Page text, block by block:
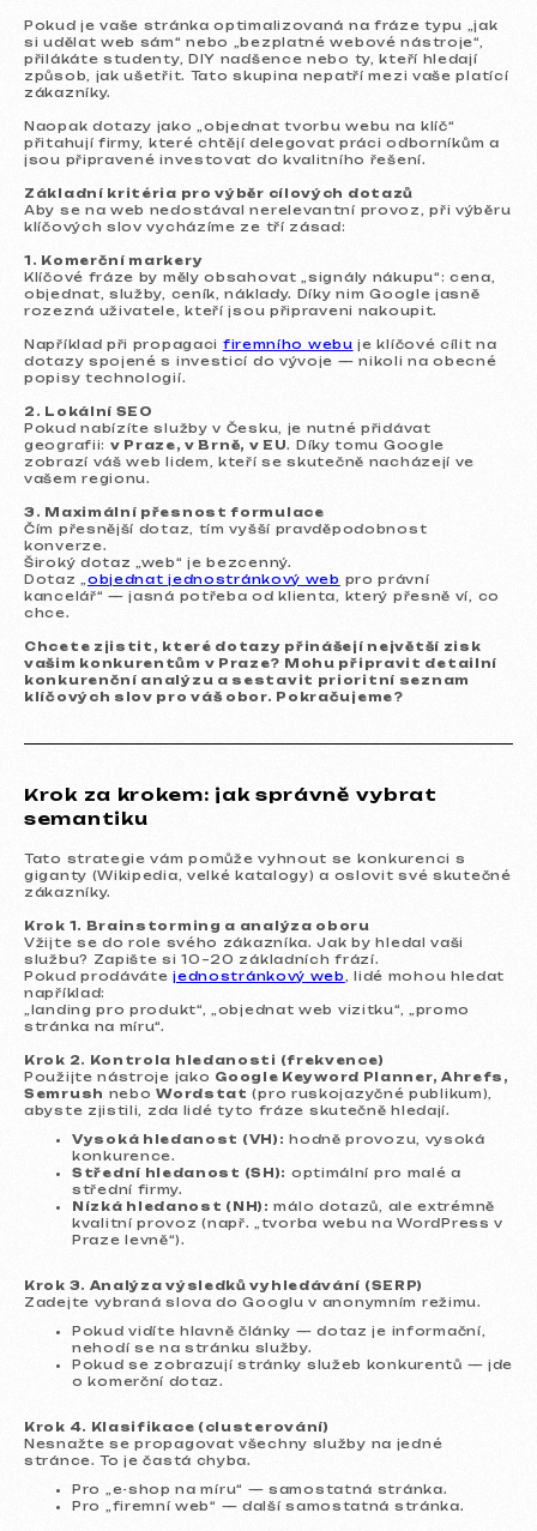
Pokud je vaše stránka optimalizovaná na fráze typu „jak
si udělat web sám“ nebo „bezplatné webové nástroje“,
přilákáte studenty, DIY nadšence nebo ty, kteří hledají
způsob, jak ušetřit. Tato skupina nepatří mezi vaše platící
zákazníky.
Naopak dotazy jako „objednat tvorbu webu na klíč“
přitahují firmy, které chtějí delegovat práci odborníkům a
jsou připravené investovat do kvalitního řešení.
Základní kritéria pro výběr cílových dotazů
Aby se na web nedostával nerelevantní provoz, při výběru
klíčových slov vycházíme ze tří zásad:
1. Komerční markery
Klíčové fráze by měly obsahovat „signály nákupu“: cena,
objednat, služby, ceník, náklady. Díky nim Google jasně
rozezná uživatele, kteří jsou připraveni nakoupit.
Například při propagaci firemního webu je klíčové cílit na
dotazy spojené s investicí do vývoje — nikoli na obecné
popisy technologií.
2. Lokální SEO
Pokud nabízíte služby v Česku, je nutné přidávat
geografii: v Praze, v Brně, v EU. Díky tomu Google
zobrazí váš web lidem, kteří se skutečně nacházejí ve
vašem regionu.
3. Maximální přesnost formulace
Čím přesnější dotaz, tím vyšší pravděpodobnost
konverze.
Široký dotaz „web“ je bezcenný.
Dotaz „ objednat jednostránkový web pro právní
kancelář“ — jasná potřeba od klienta, který přesně ví, co
chce.
Chcete zjistit, které dotazy přinášejí největší zisk
vašim konkurentům v Praze? Mohu připravit detailní
konkurenční analýzu a sestavit prioritní seznam
klíčových slov pro váš obor. Pokračujeme?
Krok za krokem: jak správně vybrat
semantiku
Tato strategie vám pomůže vyhnout se konkurenci s
giganty (Wikipedia, velké katalogy) a oslovit své skutečné
zákazníky.
Krok 1. Brainstorming a analýza oboru
Vžijte se do role svého zákazníka. Jak by hledal vaši
službu? Zapište si 10–20 základních frází.
Pokud prodávátejednostránkový web
, lidé mohou hledat
například:
„landing pro produkt“, „objednat web vizitku“, „promo
stránka na míru“.
Krok 2. Kontrola hledanosti (frekvence)
Použijte nástroje jako Google Keyword Planner, Ahrefs,
Semrush neboWordstat (pro ruskojazyčné publikum),
abyste zjistili, zda lidé tyto fráze skutečně hledají.
Vysoká hledanost (VH): hodně provozu, vysoká
konkurence.
Střední hledanost (SH): optimální pro malé a
střední firmy.
Nízká hledanost (NH): málo dotazů, ale extrémně
kvalitní provoz (např. „tvorba webu na WordPress v
Praze levně“).
Krok 3. Analýza výsledků vyhledávání (SERP)
Zadejte vybraná slova do Googlu v anonymním režimu.
Pokud vidíte hlavně články — dotaz je informační,
nehodí se na stránku služby.
Pokud se zobrazují stránky služeb konkurentů — jde
o komerční dotaz.
Krok 4. Klasifikace (clusterování)
Nesnažte se propagovat všechny služby na jedné
stránce. To je častá chyba.
Pro „e-shop na míru“ — samostatná stránka.
Pro „firemní web“ — další samostatná stránka.